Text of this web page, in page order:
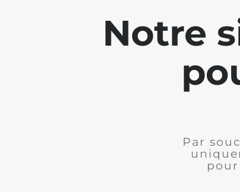
Notre
Par